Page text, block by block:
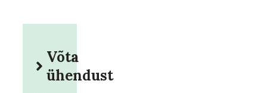
Võta
ühendust